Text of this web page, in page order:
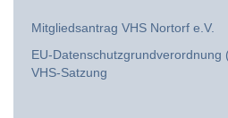
Mitgliedsantrag VHS Nortorf e.V.
EU-Datenschutzgrundverordnung
VHS-Satzung